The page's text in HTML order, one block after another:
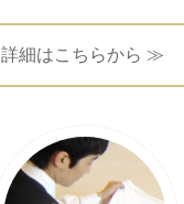
詳細はこちらから ≫